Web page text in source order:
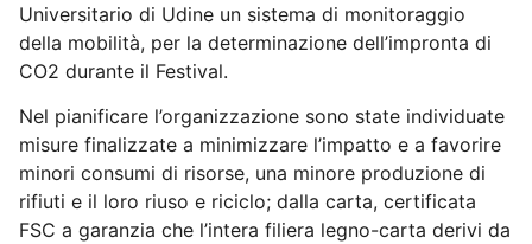
Universitario di Udine un sistema di monitoraggio
della mobilità, per la determinazione dell’impronta di
CO2 durante il Festival.
Nel pianificare l’organizzazione sono state individuate
misure finalizzate a minimizzare l’impatto e a favorire
minori consumi di risorse, una minore produzione di
rifiuti e il loro riuso e riciclo; dalla carta, certificata
FSC a garanzia che l’intera filiera legno-carta derivi da